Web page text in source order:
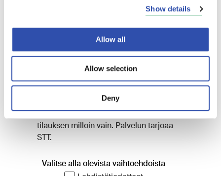
Show details
Allow all
Allow selection
Deny